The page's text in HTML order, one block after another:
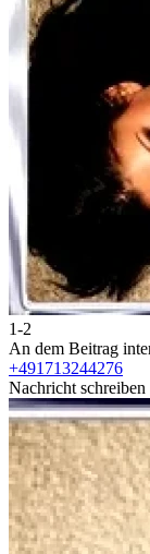
1-2
An dem Beitrag
+491713244276
Nachricht schreiben